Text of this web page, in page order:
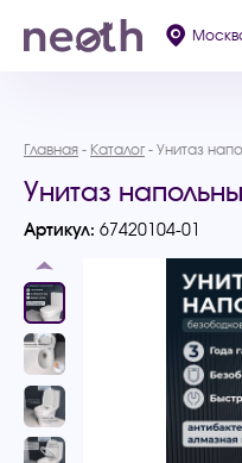
Главная Каталог Унитаз
Унитаз
Артикул: 67420104-01